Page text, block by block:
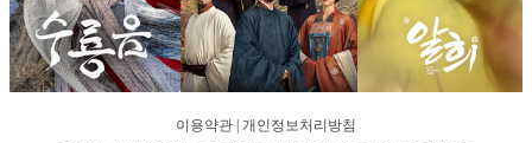
이용약관 개인정보처리방침